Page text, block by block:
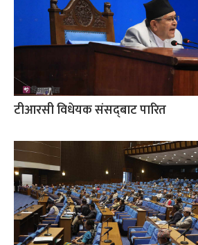
टीआरसी विधेयक संसद्‌बाट पारित